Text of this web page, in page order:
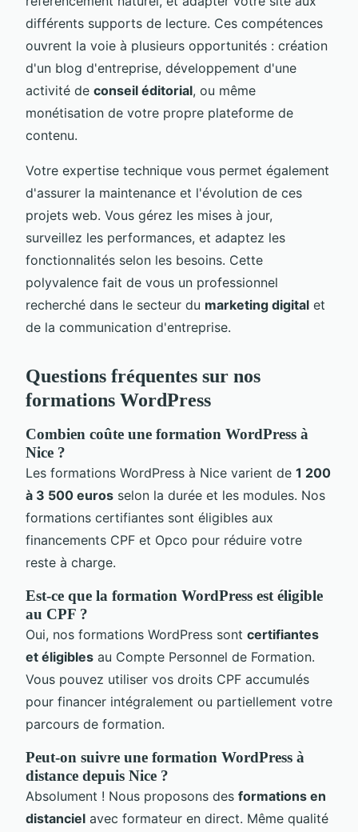
différents supports de lecture. Ces compétences
ouvrent la voie à plusieurs opportunités : création
d'un blog d'entreprise, développement d'une
activité de conseil éditorial, ou même
monétisation de votre propre plateforme de
contenu.
Votre expertise technique vous permet également
d'assurer la maintenance et l'évolution de ces
projets web. Vous gérez les mises à jour,
surveillez les performances, et adaptez les
fonctionnalités selon les besoins. Cette
polyvalence fait de vous un professionnel
recherché dans le secteur du marketing digital et
de la communication d'entreprise.
Questions fréquentes sur nos
formations WordPress
Combien coûte une formation WordPress à
Nice ?
Les formations WordPress à Nice varient de 1 200
à 3 500 euros selon la durée et les modules. Nos
formations certifiantes sont éligibles aux
financements CPF et Opco pour réduire votre
reste à charge.
Est-ce que la formation WordPress est éligible
au CPF ?
Oui, nos formations WordPress sont certifiantes
et éligibles au Compte Personnel de Formation.
Vous pouvez utiliser vos droits CPF accumulés
pour financer intégralement ou partiellement votre
parcours de formation.
Peut-on suivre une formation WordPress à
distance depuis Nice ?
Absolument ! Nous proposons des formations en
distanciel avec formateur en direct. Même qualité